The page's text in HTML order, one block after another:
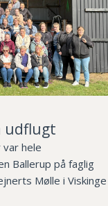
udflugt
hele
Ballerup på faglig
Mølle i Viskinge